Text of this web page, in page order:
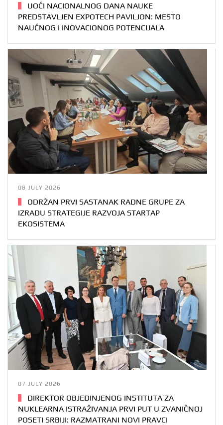
UOČI NACIONALNOG DANA NAUKE
PREDSTAVLJEN EXPOTECH PAVILJON: MESTO
NAUČNOG I INOVACIONOG POTENCIJALA
08 JULY 2026
ODRŽAN PRVI SASTANAK RADNE GRUPE ZA
IZRADU STRATEGIJE RAZVOJA STARTAP
EKOSISTEMA
07 JULY 2026
DIREKTOR OBJEDINJENOG INSTITUTA ZA
NUKLEARNA ISTRAŽIVANJA PRVI PUT U ZVANIČNOJ
POSETI SRBIJI: RAZMATRANI NOVI PRAVCI